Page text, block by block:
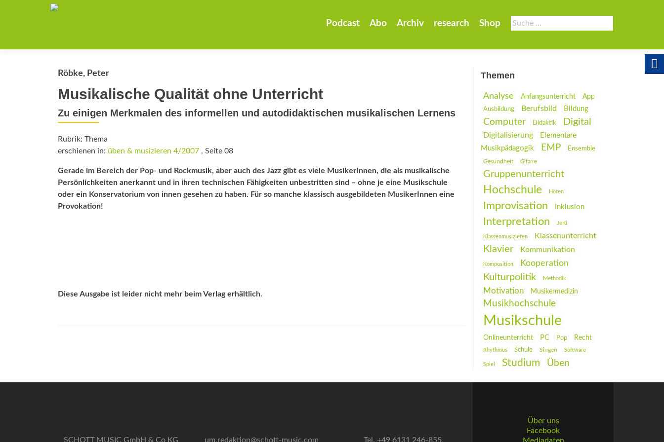
Suche
nach:
Podcast Abo Archiv research Shop
Röbke, Peter
Musikalische Qualität ohne Unterricht
Zu einigen Merkmalen des informellen und autodidaktischen musikalischen Lernens
Rubrik: Thema
erschienen in: üben & musizieren 4/2007 , Seite 08
Gerade im Bereich der Pop- und Rockmusik, aber auch des Jazz gibt es viele MusikerInnen, die als musikalische
Persönlichkeiten anerkannt und in ihren technischen Fähigkeiten unbestritten sind – ohne je eine Musikschule
oder ein Konservatorium von innen gesehen zu haben. Für so manche klassisch ausgebildeten MusikerInnen eine
Provokation!
Diese Ausgabe ist leider nicht mehr beim Verlag erhältlich.
Themen
Analyse Anfangsunterricht
App
Ausbildung
Berufsbild Bildung
Computer Didaktik Digital
Digitalisierung
Elementare
Musikpädagogik
EMP Ensemble
Gesundheit Gitarre
Gruppenunterricht
Hochschule Hören
Improvisation Inklusion
Interpretation JeKi
Klassenmusizieren Klassenunterricht
Klavier Kommunikation
Komposition Kooperation
Kulturpolitik Methodik
Motivation Musikermedizin
Musikhochschule
Musikschule
Onlineunterricht PC Pop Recht
Rhythmus Schule Singen Software
Spiel Studium Üben
SCHOTT MUSIC GmbH & Co KG um.redaktion@schott-music.com Tel. +49 6131 246-855
Über uns
Facebook